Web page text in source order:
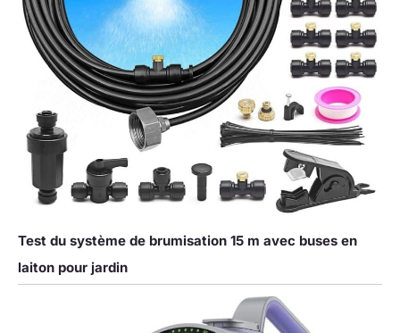
Test du système de brumisation 15 m avec buses en
laiton pour jardin